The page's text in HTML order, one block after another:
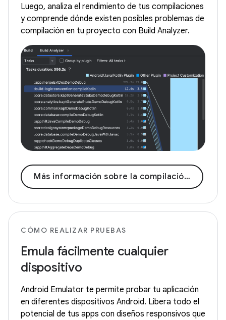
Luego, analiza el rendimiento de tus compilaciones
y comprende dónde existen posibles problemas de
compilación en tu proyecto con Build Analyzer.
Más información sobre la compilación de Android
CÓMO REALIZAR PRUEBAS
Emula fácilmente cualquier
dispositivo
Android Emulator te permite probar tu aplicación
en diferentes dispositivos Android. Libera todo el
potencial de tus apps con diseños responsivos que